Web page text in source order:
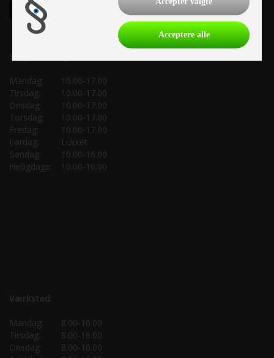
Salgsafdeling:
Mandag:
10.00-17.00
Tirsdag:
10.00-17.00
Onsdag:
10.00-17.00
Torsdag:
10.00-17.00
Fredag:
10.00-17.00
Lørdag:
Lukket
Søndag:
10.00-16.00
Helligdage:
10.00-16.00
Værksted:
Mandag:
8.00-16.00
Tirsdag:
8.00-16.00
Onsdag:
8.00-16.00
Acceptere alle